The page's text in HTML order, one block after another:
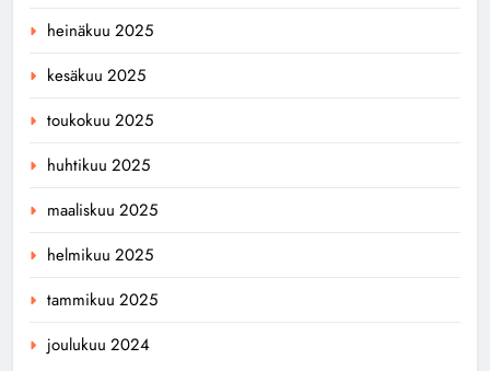
heinäkuu 2025
kesäkuu 2025
toukokuu 2025
huhtikuu 2025
maaliskuu 2025
helmikuu 2025
tammikuu 2025
joulukuu 2024